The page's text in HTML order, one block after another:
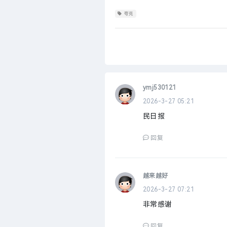
夸克
ymj530121
2026-3-27 05:21
民日报
回复
越来越好
2026-3-27 07:21
非常感谢